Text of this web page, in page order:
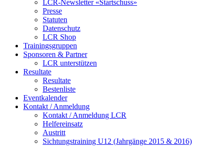
LCR-Newsletter «Startschuss»
Presse
Statuten
Datenschutz
LCR Shop
Trainingsgruppen
Sponsoren & Partner
LCR unterstützen
Resultate
Resultate
Bestenliste
Eventkalender
Kontakt / Anmeldung
Kontakt / Anmeldung LCR
Helfereinsatz
Austritt
Sichtungstraining U12 (Jahrgänge 2015 & 2016)